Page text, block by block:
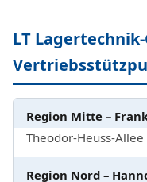
LT
Region Mitte –
Theodor-Heuss-
Region Nord –